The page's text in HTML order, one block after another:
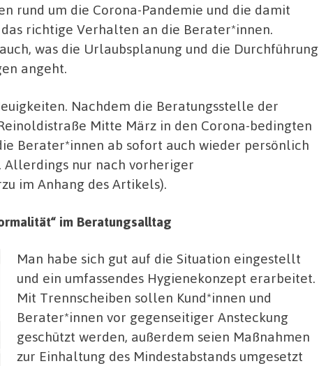
rund um die Corona-Pandemie und die damit
richtige Verhalten an die Berater*innen.
was die Urlaubsplanung und die Durchführung
angeht.
Nachdem die Beratungsstelle der
Mitte März in den Corona-bedingten
Berater*innen ab sofort auch wieder persönlich
Allerdings nur nach vorheriger
im Anhang des Artikels).
im Beratungsalltag
Man habe sich gut auf die Situation eingestellt
und ein umfassendes Hygienekonzept erarbeitet.
Mit Trennscheiben sollen Kund*innen und
Berater*innen vor gegenseitiger Ansteckung
geschützt werden, außerdem seien Maßnahmen
zur Einhaltung des Mindestabstands umgesetzt